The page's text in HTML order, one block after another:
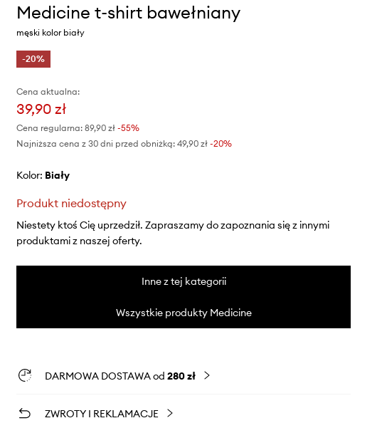
Medicine t-shirt bawełniany
męski kolor biały
-20%
Cena aktualna:
39,90 zł
Cena regularna: 89,90 zł-55%
Najniższa cena z 30 dni przed obniżką: 49,90 zł -20%
Kolor: biały
Produkt niedostępny
Niestety ktoś Cię uprzedził. Zapraszamy do zapoznania się z innymi
produktami z naszej oferty.
Inne z tej kategorii
Wszystkie produkty Medicine
DARMOWA DOSTAWA od 280 zł
ZWROTY I REKLAMACJE